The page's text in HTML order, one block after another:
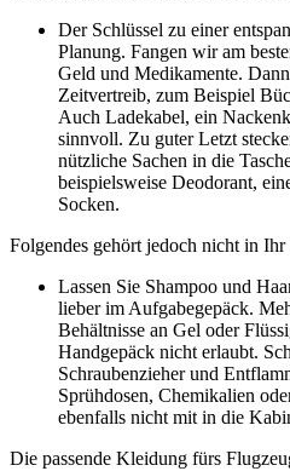
Der Schlüssel zu einer
Planung. Fangen wir am
Geld und Medikamente.
Zeitvertreib, zum Beispiel
Auch Ladekabel, ein
sinnvoll. Zu guter Letzt
nützliche Sachen in die
beispielsweise Deodorant,
Socken.
Folgendes gehört jedoch nicht in
Lassen Sie Shampoo und
lieber im Aufgabegepäck.
Behältnisse an Gel oder
Handgepäck nicht erlaubt.
Schraubenzieher und
Sprühdosen, Chemikalien
ebenfalls nicht mit in die
Die passende Kleidung fürs